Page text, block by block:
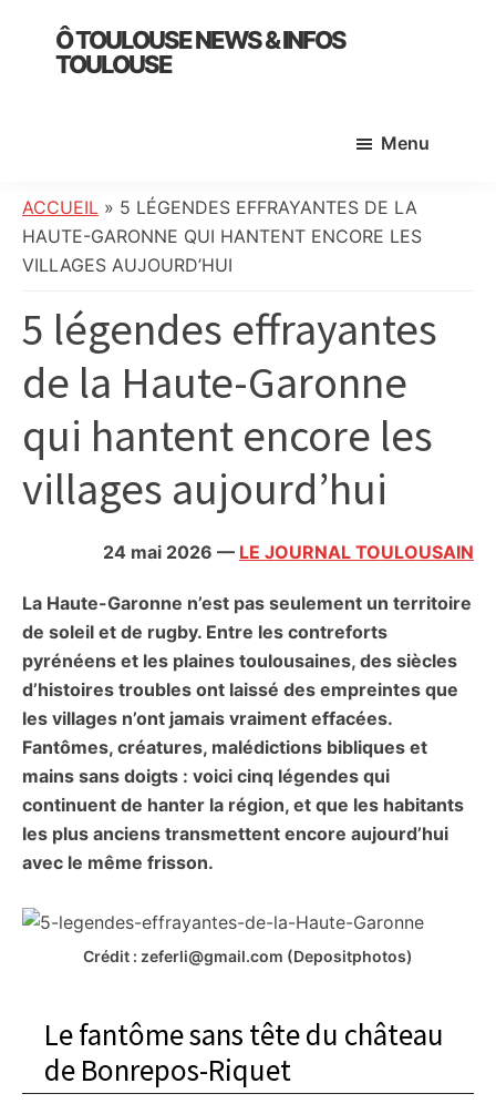
primary
Ô TOULOUSE NEWS & INFOS
TOULOUSE
:
info
locale,
culture,
politique,
météo,
divers
initiatives
Menu
ACCUEIL » 5 LÉGENDES EFFRAYANTES DE LA
HAUTE-GARONNE QUI HANTENT ENCORE LES
VILLAGES AUJOURD’HUI
5 légendes effrayantes
de la Haute-Garonne
qui hantent encore les
villages aujourd’hui
24 mai 2026 — LE JOURNAL TOULOUSAIN
La Haute-Garonne n’est pas seulement un territoire
de soleil et de rugby. Entre les contreforts
pyrénéens et les plaines toulousaines, des siècles
d’histoires troubles ont laissé des empreintes que
les villages n’ont jamais vraiment effacées.
Fantômes, créatures, malédictions bibliques et
mains sans doigts : voici cinq légendes qui
continuent de hanter la région, et que les habitants
les plus anciens transmettent encore aujourd’hui
avec le même frisson.
Crédit : zeferli@gmail.com (Depositphotos)
Le fantôme sans tête du château
de Bonrepos-Riquet